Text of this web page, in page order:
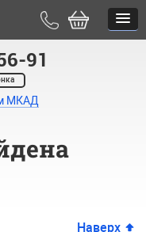
91
МКАД
Наверх